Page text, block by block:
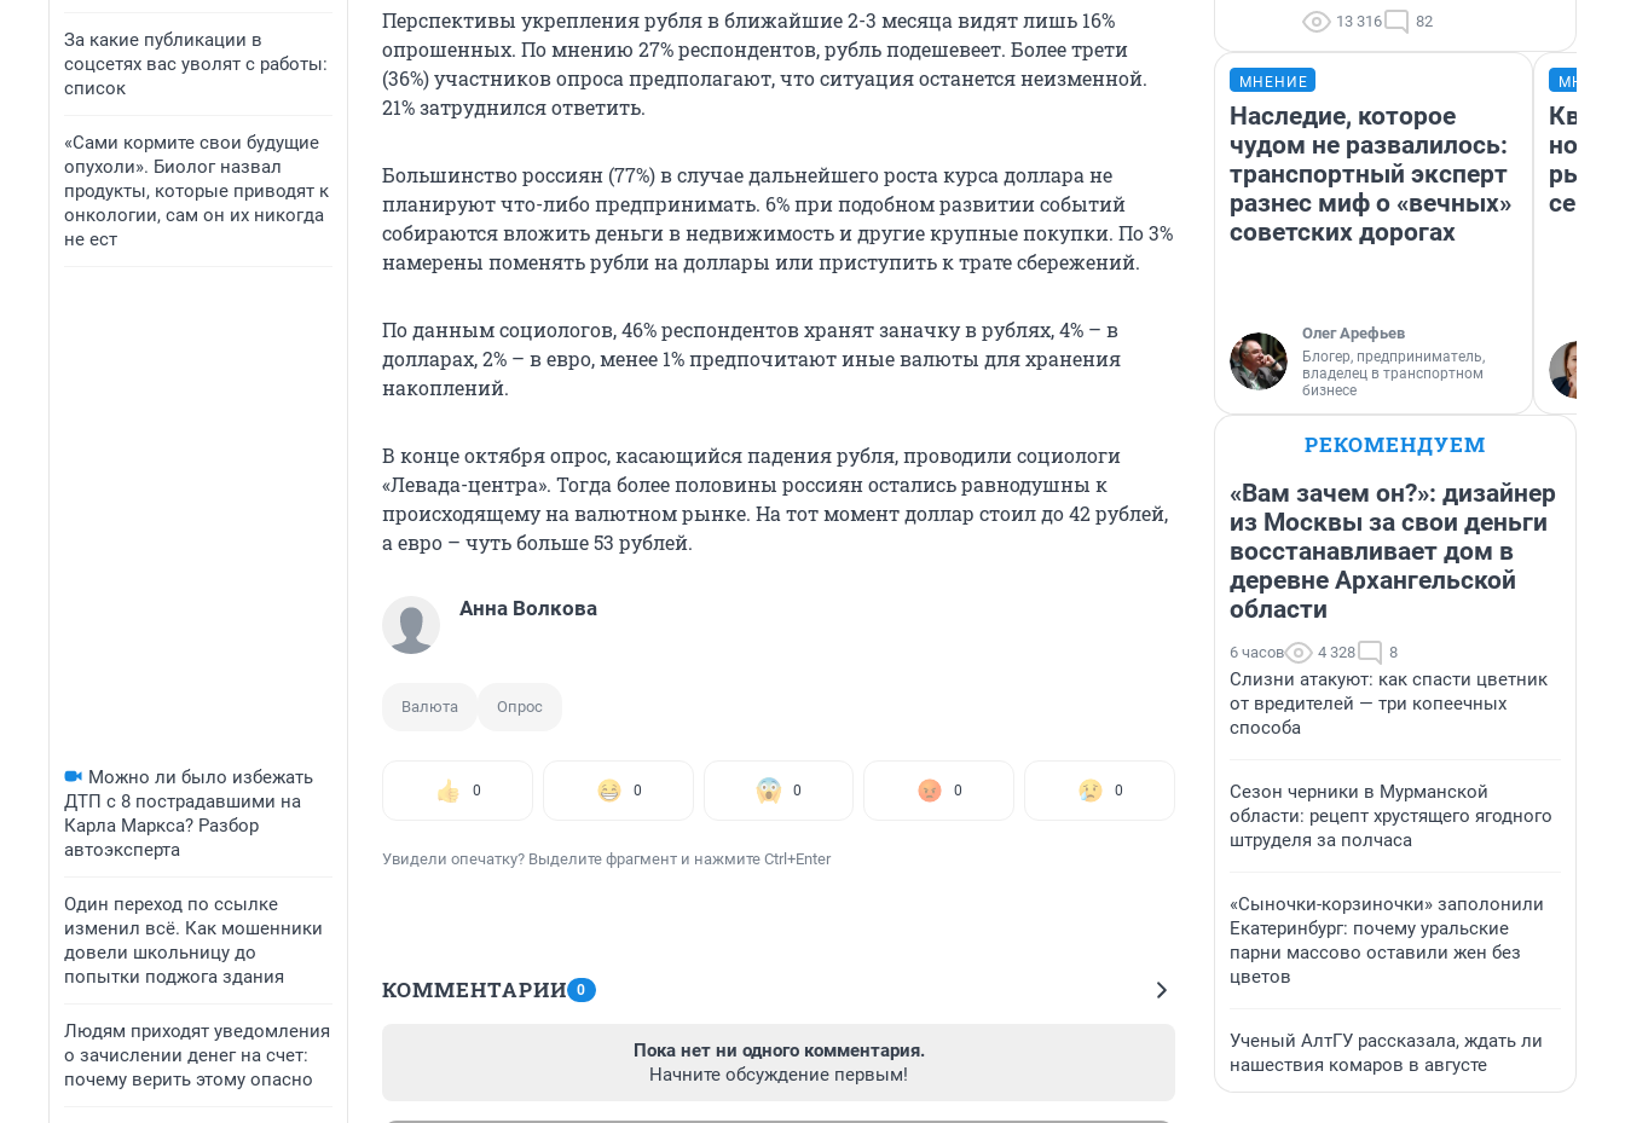
За какие публикации в
соцсетях вас уволят с работы:
список
«Сами кормите свои будущие
опухоли». Биолог назвал
продукты, которые приводят к
онкологии, сам он их никогда
не ест
Можно ли было избежать
ДТП с 8 пострадавшими на
Карла Маркса? Разбор
автоэксперта
Один переход по ссылке
изменил всё. Как мошенники
довели школьницу до
попытки поджога здания
Людям приходят уведомления
о зачислении денег на счет:
почему верить этому опасно
Перспективы укрепления рубля в ближайшие 2-3 месяца видят лишь 16%
опрошенных. По мнению 27% респондентов, рубль подешевеет. Более трети
(36%) участников опроса предполагают, что ситуация останется неизменной.
21% затруднился ответить.
Большинство россиян (77%) в случае дальнейшего роста курса доллара не
планируют что-либо предпринимать. 6% при подобном развитии событий
собираются вложить деньги в недвижимость и другие крупные покупки. По 3%
намерены поменять рубли на доллары или приступить к трате сбережений.
По данным социологов, 46% респондентов хранят заначку в рублях, 4% – в
долларах, 2% – в евро, менее 1% предпочитают иные валюты для хранения
накоплений.
В конце октября опрос, касающийся падения рубля, проводили социологи
«Левада-центра». Тогда более половины россиян остались равнодушны к
происходящему на валютном рынке. На тот момент доллар стоил до 42 рублей,
а евро – чуть больше 53 рублей.
Анна Волкова
Валюта Опрос
0 0 0 0 0
Увидели опечатку? Выделите фрагмент и нажмите Ctrl+Enter
КОММЕНТАРИИ 0
Пока нет ни одного комментария.
Начните обсуждение первым!
13 316 82
МНЕНИЕ
Наследие, которое
чудом не развалилось:
транспортный эксперт
разнес миф о «вечных»
советских дорогах
Олег Арефьев
Блогер, предприниматель,
владелец в транспортном
бизнесе
но
РЕКОМЕНДУЕМ
«Вам зачем он?»: дизайнер
из Москвы за свои деньги
восстанавливает дом в
деревне Архангельской
области
6 часов 4 328 8
Слизни атакуют: как спасти цветник
от вредителей — три копеечных
способа
Сезон черники в Мурманской
области: рецепт хрустящего ягодного
штруделя за полчаса
«Сыночки-корзиночки» заполонили
Екатеринбург: почему уральские
парни массово оставили жен без
цветов
Ученый АлтГУ рассказала, ждать ли
нашествия комаров в августе